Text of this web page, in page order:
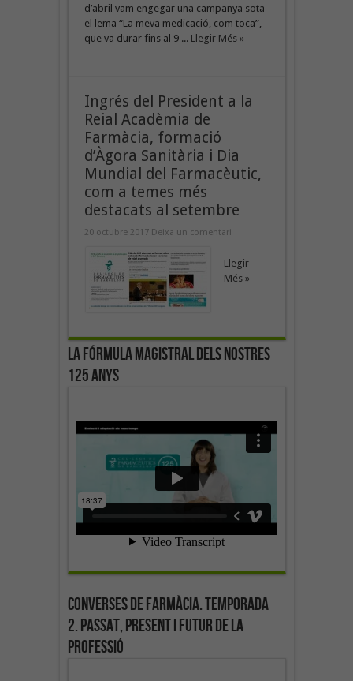
d’abril vam engegar una campanya sota
el lema “La meva medicació, com toca”,
que va durar fins al 9 ... Llegir Més »
Ingrés del President a la
Reial Acadèmia de
Farmàcia, formació
d’Àgora Sanitària i Dia
Mundial del Farmacèutic,
com a temes més
destacats al setembre
20 octubre 2017 Deixa un comentari
Llegir
Més »
La fórmula magistral dels nostres
125 anys
Converses de farmàcia. Temporada
2. Passat, present i futur de la
professió